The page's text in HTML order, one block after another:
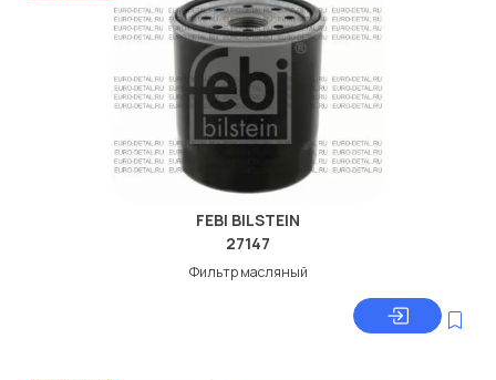
FEBI BILSTEIN
27147
Фильтр масляный